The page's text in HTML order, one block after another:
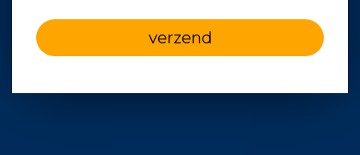
verzend